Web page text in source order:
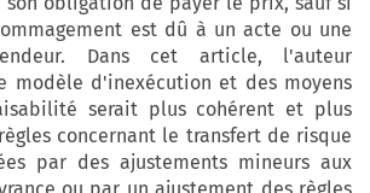
est dû à un acte ou une
Dans cet article, l'auteur
modèle d'inexécution et des moyens
serait plus cohérent et plus
concernant le transfert de risque
par des ajustements mineurs aux